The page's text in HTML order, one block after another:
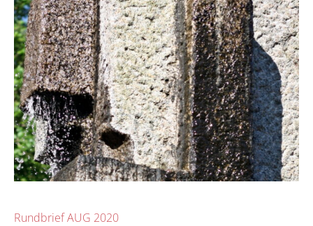
Rundbrief AUG 2020